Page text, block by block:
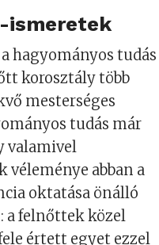
ismeretek
hagyományos tudás
korosztály több
mesterséges
tudás már
valamivel
véleménye abban a
oktatása önálló
a felnőttek közel
értett egyet ezzel